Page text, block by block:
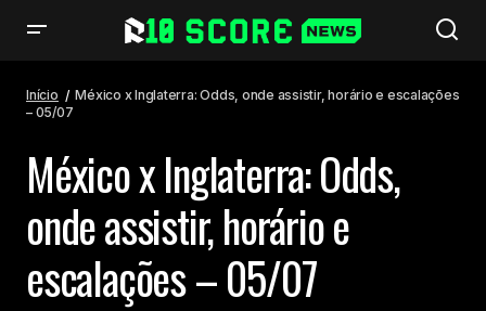
Início
México x Inglaterra: Odds, onde assistir, horário e escalações
– 05/07
México x Inglaterra: Odds,
onde assistir, horário e
escalações – 05/07